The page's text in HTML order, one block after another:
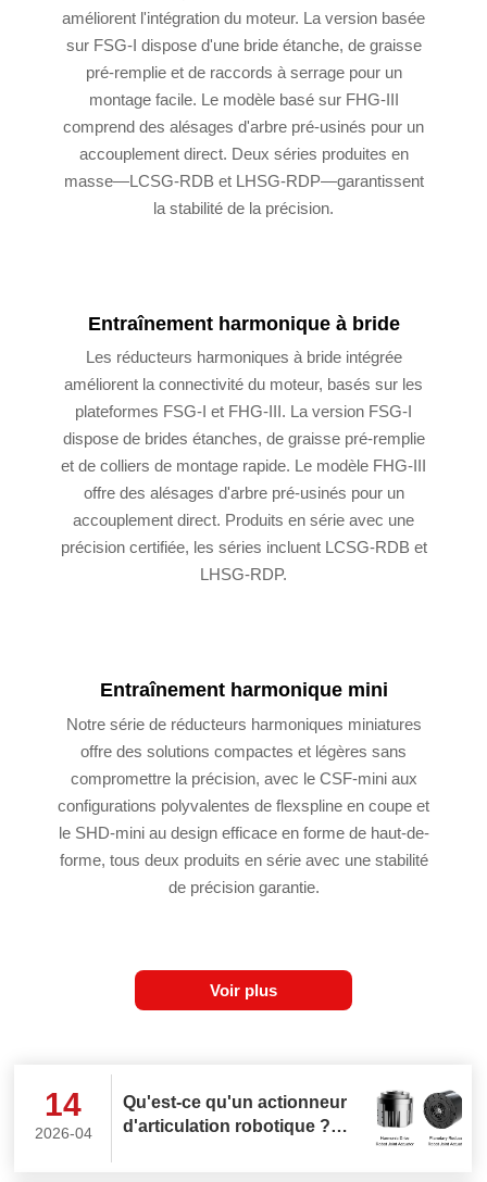
améliorent l'intégration du moteur. La version basée
sur FSG-I dispose d'une bride étanche, de graisse
pré-remplie et de raccords à serrage pour un
montage facile. Le modèle basé sur FHG-III
comprend des alésages d'arbre pré-usinés pour un
accouplement direct. Deux séries produites en
masse—LCSG-RDB et LHSG-RDP—garantissent
la stabilité de la précision.
Entraînement harmonique à bride
Les réducteurs harmoniques à bride intégrée
améliorent la connectivité du moteur, basés sur les
plateformes FSG-I et FHG-III. La version FSG-I
dispose de brides étanches, de graisse pré-remplie
et de colliers de montage rapide. Le modèle FHG-III
offre des alésages d'arbre pré-usinés pour un
accouplement direct. Produits en série avec une
précision certifiée, les séries incluent LCSG-RDB et
LHSG-RDP.
Entraînement harmonique mini
Notre série de réducteurs harmoniques miniatures
offre des solutions compactes et légères sans
compromettre la précision, avec le CSF-mini aux
configurations polyvalentes de flexspline en coupe et
le SHD-mini au design efficace en forme de haut-de-
forme, tous deux produits en série avec une stabilité
de précision garantie.
Voir plus
14
2026-04
Qu'est-ce qu'un actionneur
d'articulation robotique ?